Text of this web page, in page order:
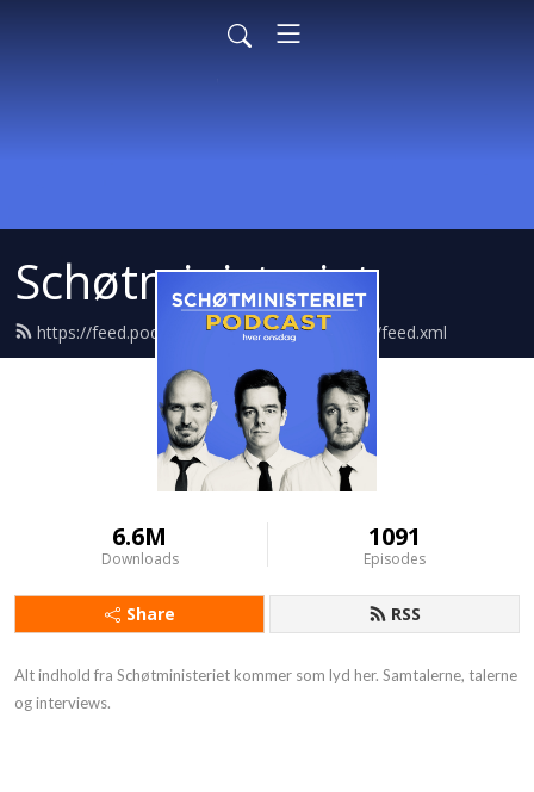
Schøtministeriet
https://feed.podbean.com/schoetministeriet/feed.xml
6.6M
Downloads
1091
Episodes
Share RSS
Alt indhold fra Schøtministeriet kommer som lyd her. Samtalerne, talerne
og interviews.